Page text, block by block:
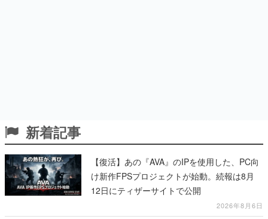
新着記事
【復活】あの『AVA』のIPを使用した、PC向
け新作FPSプロジェクトが始動。続報は8月
12日にティザーサイトで公開
2026年8月6日